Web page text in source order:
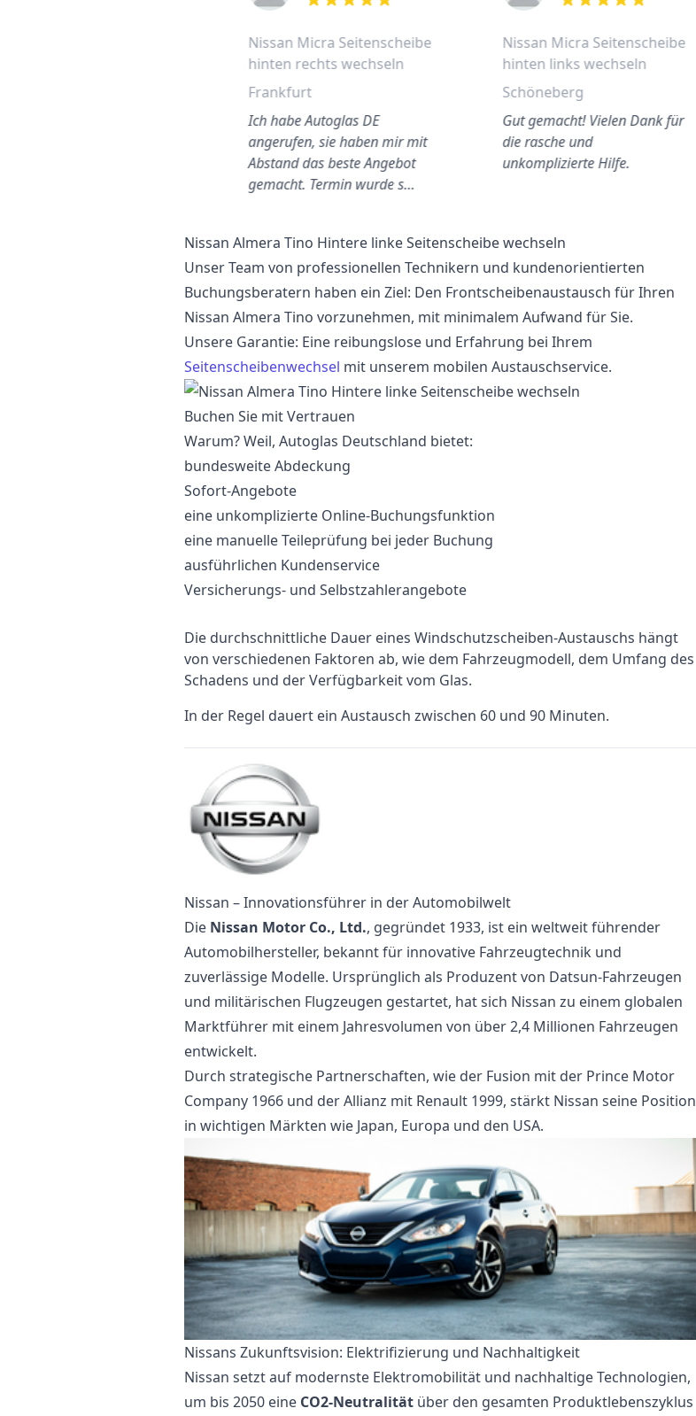
out of 5 stars
Nissan Micra Seitenscheibe
hinten rechts wechseln
Frankfurt
Ich habe Autoglas DE
angerufen, sie haben mir mit
Abstand das beste Angebot
gemacht. Termin wurde s…
out of 5 stars
Nissan Micra Seitenscheibe
hinten links wechseln
Schöneberg
Gut gemacht! Vielen Dank für
die rasche und
unkomplizierte Hilfe.
Nissan Almera Tino Hintere linke Seitenscheibe wechseln
Unser Team von professionellen Technikern und kundenorientierten
Buchungsberatern haben ein Ziel: Den Frontscheibenaustausch für Ihren
Nissan Almera Tino vorzunehmen, mit minimalem Aufwand für Sie.
Unsere Garantie: Eine reibungslose und Erfahrung bei Ihrem
Seitenscheibenwechsel mit unserem mobilen Austauschservice.
Buchen Sie mit Vertrauen
Warum? Weil, Autoglas Deutschland bietet:
bundesweite Abdeckung
Sofort-Angebote
eine unkomplizierte Online-Buchungsfunktion
eine manuelle Teileprüfung bei jeder Buchung
ausführlichen Kundenservice
Versicherungs- und Selbstzahlerangebote
Die durchschnittliche Dauer eines Windschutzscheiben-Austauschs hängt
von verschiedenen Faktoren ab, wie dem Fahrzeugmodell, dem Umfang des
Schadens und der Verfügbarkeit vom Glas.
In der Regel dauert ein Austausch zwischen 60 und 90 Minuten.
Nissan – Innovationsführer in der Automobilwelt
Die Nissan Motor Co., Ltd., gegründet 1933, ist ein weltweit führender
Automobilhersteller, bekannt für innovative Fahrzeugtechnik und
zuverlässige Modelle. Ursprünglich als Produzent von Datsun-Fahrzeugen
und militärischen Flugzeugen gestartet, hat sich Nissan zu einem globalen
Marktführer mit einem Jahresvolumen von über 2,4 Millionen Fahrzeugen
entwickelt.
Durch strategische Partnerschaften, wie der Fusion mit der Prince Motor
Company 1966 und der Allianz mit Renault 1999, stärkt Nissan seine Position
in wichtigen Märkten wie Japan, Europa und den USA.
Nissans Zukunftsvision: Elektrifizierung und Nachhaltigkeit
Nissan setzt auf modernste Elektromobilität und nachhaltige Technologien,
um bis 2050 eine CO2-Neutralität über den gesamten Produktlebenszyklus